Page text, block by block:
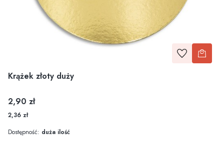
Krążek złoty duży
Cena
2,90 zł
2,36 zł
Dostępność: duża ilość